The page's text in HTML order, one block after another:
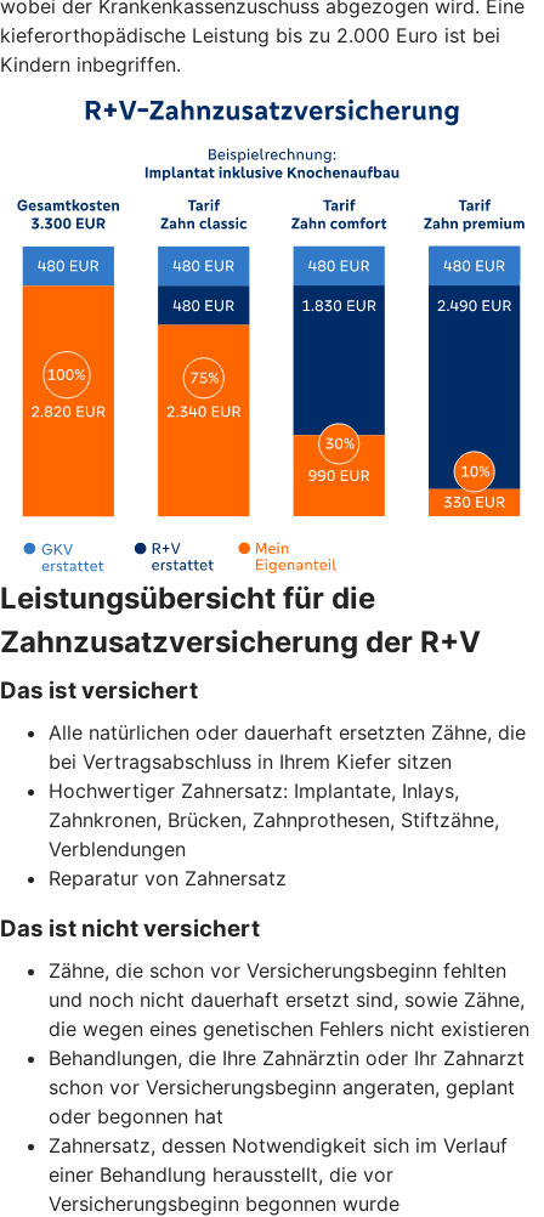
wobei der Krankenkassenzuschuss abgezogen wird. Eine
kieferorthopädische Leistung bis zu 2.000 Euro ist bei
Kindern inbegriffen.
Leistungsübersicht für die
Zahnzusatzversicherung der R+V
Das ist versichert
Alle natürlichen oder dauerhaft ersetzten Zähne, die
bei Vertragsabschluss in Ihrem Kiefer sitzen
Hochwertiger Zahnersatz: Implantate, Inlays,
Zahnkronen, Brücken, Zahnprothesen, Stiftzähne,
Verblendungen
Reparatur von Zahnersatz
Das ist nicht versichert
Zähne, die schon vor Versicherungsbeginn fehlten
und noch nicht dauerhaft ersetzt sind, sowie Zähne,
die wegen eines genetischen Fehlers nicht existieren
Behandlungen, die Ihre Zahnärztin oder Ihr Zahnarzt
schon vor Versicherungsbeginn angeraten, geplant
oder begonnen hat
Zahnersatz, dessen Notwendigkeit sich im Verlauf
einer Behandlung herausstellt, die vor
Versicherungsbeginn begonnen wurde